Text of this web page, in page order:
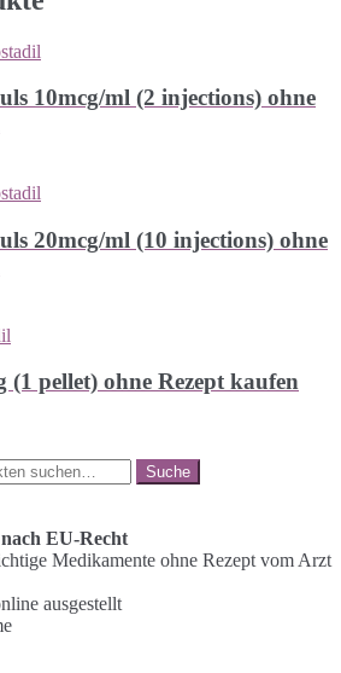
10mcg/ml (2 injections) ohne
20mcg/ml (10 injections) ohne
(1 pellet) ohne Rezept kaufen
EU-Recht
Medikamente ohne Rezept vom Arzt
ausgestellt